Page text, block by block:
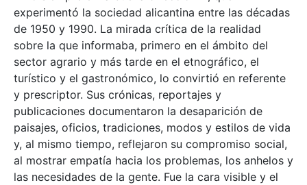
experimentó la sociedad alicantina entre las décadas
de 1950 y 1990. La mirada crítica de la realidad
sobre la que informaba, primero en el ámbito del
sector agrario y más tarde en el etnográfico, el
turístico y el gastronómico, lo convirtió en referente
y prescriptor. Sus crónicas, reportajes y
publicaciones documentaron la desaparición de
paisajes, oficios, tradiciones, modos y estilos de vida
y, al mismo tiempo, reflejaron su compromiso social,
al mostrar empatía hacia los problemas, los anhelos y
las necesidades de la gente. Fue la cara visible y el